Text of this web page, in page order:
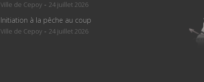
Ville de Cepoy- 24 juillet 2026
Initiation à la pêche au coup
Ville de Cepoy- 24 juillet 2026